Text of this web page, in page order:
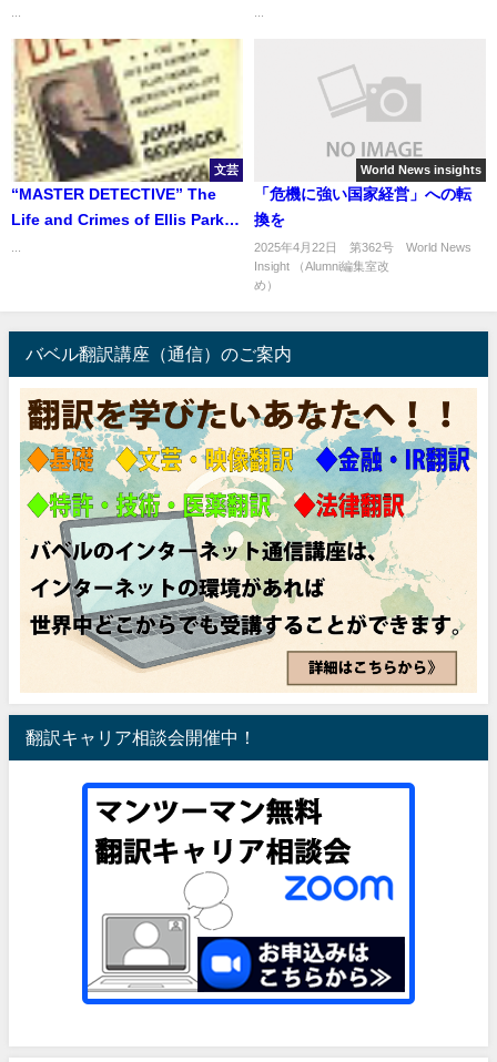
文芸
“MASTER DETECTIVE” The
Life and Crimes of Ellis Parker,
と影』
World News insights
「危機に強い国家経営」への転
換を
2025年4月22日 第362号 World News
Insight （Alumni編集室改
め）
バベル翻訳講座（通信）のご案内
翻訳キャリア相談会開催中！